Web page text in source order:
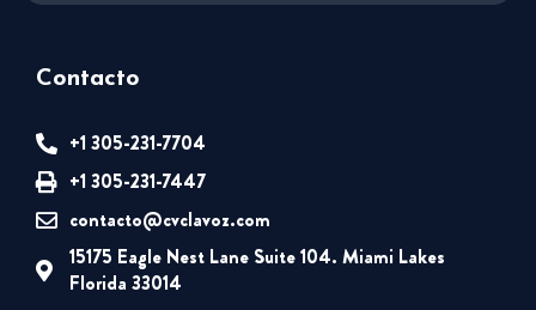
Contacto
+1 305-231-7704
+1 305-231-7447
contacto@cvclavoz.com
15175 Eagle Nest Lane Suite 104. Miami Lakes
Florida 33014